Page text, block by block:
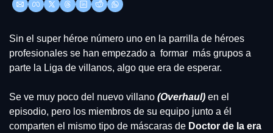
Sin el super héroe número uno en la parrilla de héroes
profesionales se han empezado a  formar  más grupos a
parte la Liga de villanos, algo que era de esperar.
Se ve muy poco del nuevo villano (Overhaul) en el
episodio, pero los miembros de su equipo junto a él
comparten el mismo tipo de máscaras de Doctor de la era